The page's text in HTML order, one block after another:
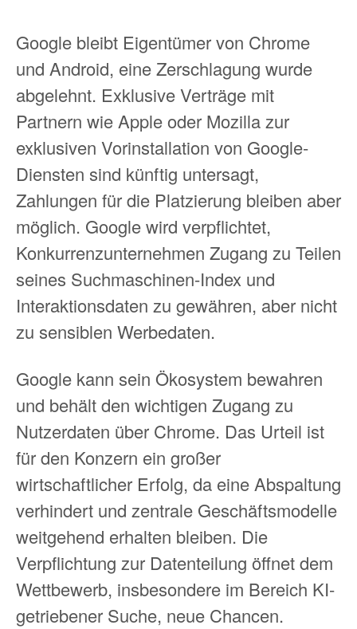
Google bleibt Eigentümer von Chrome
und Android, eine Zerschlagung wurde
abgelehnt. Exklusive Verträge mit
Partnern wie Apple oder Mozilla zur
exklusiven Vorinstallation von Google-
Diensten sind künftig untersagt,
Zahlungen für die Platzierung bleiben aber
möglich. Google wird verpflichtet,
Konkurrenzunternehmen Zugang zu Teilen
seines Suchmaschinen-Index und
Interaktionsdaten zu gewähren, aber nicht
zu sensiblen Werbedaten.
Google kann sein Ökosystem bewahren
und behält den wichtigen Zugang zu
Nutzerdaten über Chrome. Das Urteil ist
für den Konzern ein großer
wirtschaftlicher Erfolg, da eine Abspaltung
verhindert und zentrale Geschäftsmodelle
weitgehend erhalten bleiben. Die
Verpflichtung zur Datenteilung öffnet dem
Wettbewerb, insbesondere im Bereich KI-
getriebener Suche, neue Chancen.